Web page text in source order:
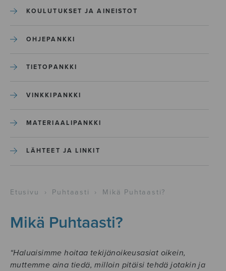
KOULUTUKSET JA AINEISTOT
OHJEPANKKI
TIETOPANKKI
VINKKIPANKKI
MATERIAALIPANKKI
LÄHTEET JA LINKIT
Etusivu › Puhtaasti › Mikä Puhtaasti?
Mikä Puhtaasti?
“Haluaisimme hoitaa tekijänoikeusasiat oikein,
muttemme aina tiedä, milloin pitäisi tehdä jotakin ja